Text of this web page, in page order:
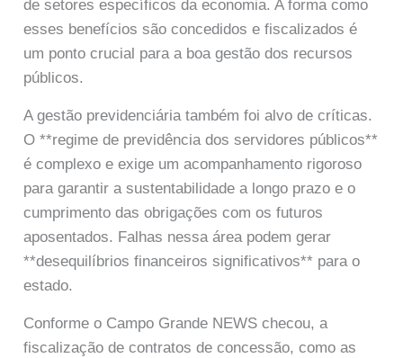
de setores específicos da economia. A forma como
esses benefícios são concedidos e fiscalizados é
um ponto crucial para a boa gestão dos recursos
públicos.
A gestão previdenciária também foi alvo de críticas.
O **regime de previdência dos servidores públicos**
é complexo e exige um acompanhamento rigoroso
para garantir a sustentabilidade a longo prazo e o
cumprimento das obrigações com os futuros
aposentados. Falhas nessa área podem gerar
**desequilíbrios financeiros significativos** para o
estado.
Conforme o Campo Grande NEWS checou, a
fiscalização de contratos de concessão, como as